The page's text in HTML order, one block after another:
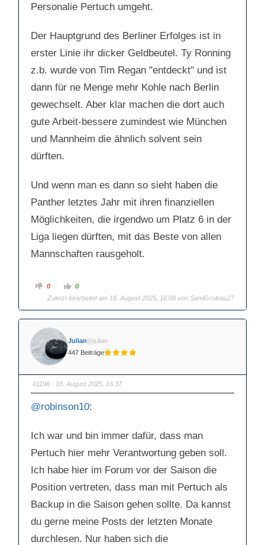
Personalie Pertuch umgeht.
Der Hauptgrund des Berliner Erfolges ist in
erster Linie ihr dicker Geldbeutel. Ty Ronning
z.b. wurde von Tim Regan "entdeckt" und ist
dann für ne Menge mehr Kohle nach Berlin
gewechselt. Aber klar machen die dort auch
gute Arbeit-bessere zumindest wie München
und Mannheim die ähnlich solvent sein
dürften.
Und wenn man es dann so sieht haben die
Panther letztes Jahr mit ihren finanziellen
Möglichkeiten, die irgendwo um Platz 6 in der
Liga liegen dürften, mit das Beste von allen
Mannschaften rausgeholt.
A
i
c
e
f
ü
r
D
u
m
a
n
n
0
A
k
i
c
n
f
ü
r
u
m
e
a
b
n
0
Zuletzt bearbeitet am 18. August 2025, 16:09 von SamiGroleau27
Julian@julian
447 Beiträge
#1196 · 18. August 2025, 16:37
@robinson10:
Ich war und bin immer dafür, dass man
Pertuch hier mehr Verantwortung geben soll.
Ich habe hier im Forum vor der Saison die
Position vertreten, dass man mit Pertuch als
Backup in die Saison gehen sollte. Da kannst
du gerne meine Posts der letzten Monate
durchlesen. Nur haben sich die